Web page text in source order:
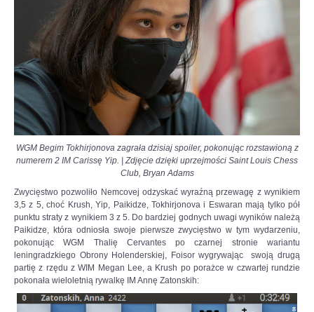
WGM Begim Tokhirjonova zagrała dzisiaj spoiler, pokonując rozstawioną z
numerem 2 IM Carissę Yip.
Zdjęcie dzięki uprzejmości Saint Louis Chess
Club, Bryan Adams
Zwycięstwo pozwoliło Nemcovej odzyskać wyraźną przewagę z wynikiem
3,5 z 5, choć Krush, Yip, Paikidze, Tokhirjonova i Eswaran mają tylko pół
punktu straty z wynikiem 3 z 5. Do bardziej godnych uwagi wyników należą
Paikidze, która odniosła swoje pierwsze zwycięstwo w tym wydarzeniu,
pokonując WGM Thalię Cervantes po czarnej stronie wariantu
leningradzkiego Obrony Holenderskiej, Foisor wygrywając swoją drugą
partię z rzędu z WIM Megan Lee, a Krush po porażce w czwartej rundzie
pokonała wieloletnią rywalkę IM Annę Zatonskih: